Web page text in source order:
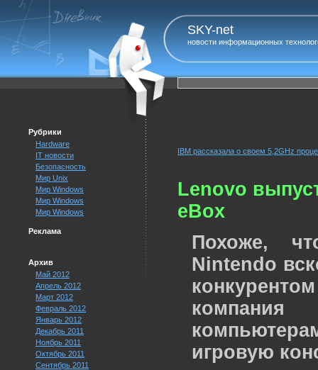
SKY-net
новости информационных
Рубрики
Hardware
IT новости
Безопасность
Мир Unix
Мир Windows
Мир Windows
Мир Windows
Реклама
Архив
Май 2012
Апрель 2012
Март 2012
Февраль 2012
Январь 2012
Декабрь 2011
Ноябрь 2011
Октябрь 2011
Сентябрь 2011
IBM рассказала о своем 5,2GHz
Lenovo
eBox
Похоже,
Nintendo
игровую